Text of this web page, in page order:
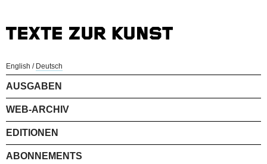
English / Deutsch
AUSGABEN
WEB-ARCHIV
EDITIONEN
ABONNEMENTS